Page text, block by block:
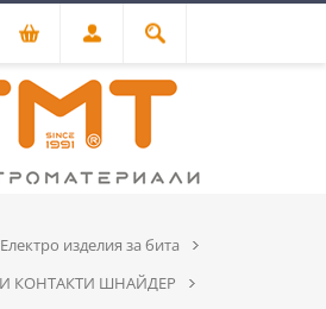
Електро изделия за бита
КОНТАКТИ ШНАЙДЕР